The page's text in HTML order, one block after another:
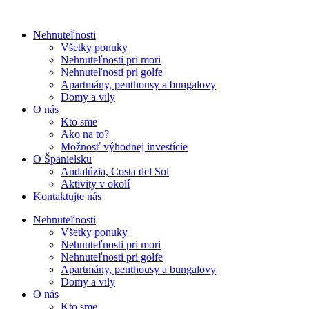
Nehnuteľnosti
Všetky ponuky
Nehnuteľnosti pri mori
Nehnuteľnosti pri golfe
Apartmány, penthousy a bungalovy
Domy a vily
O nás
Kto sme
Ako na to?
Možnosť výhodnej investície
O Španielsku
Andalúzia, Costa del Sol
Aktivity v okolí
Kontaktujte nás
Nehnuteľnosti
Všetky ponuky
Nehnuteľnosti pri mori
Nehnuteľnosti pri golfe
Apartmány, penthousy a bungalovy
Domy a vily
O nás
Kto sme